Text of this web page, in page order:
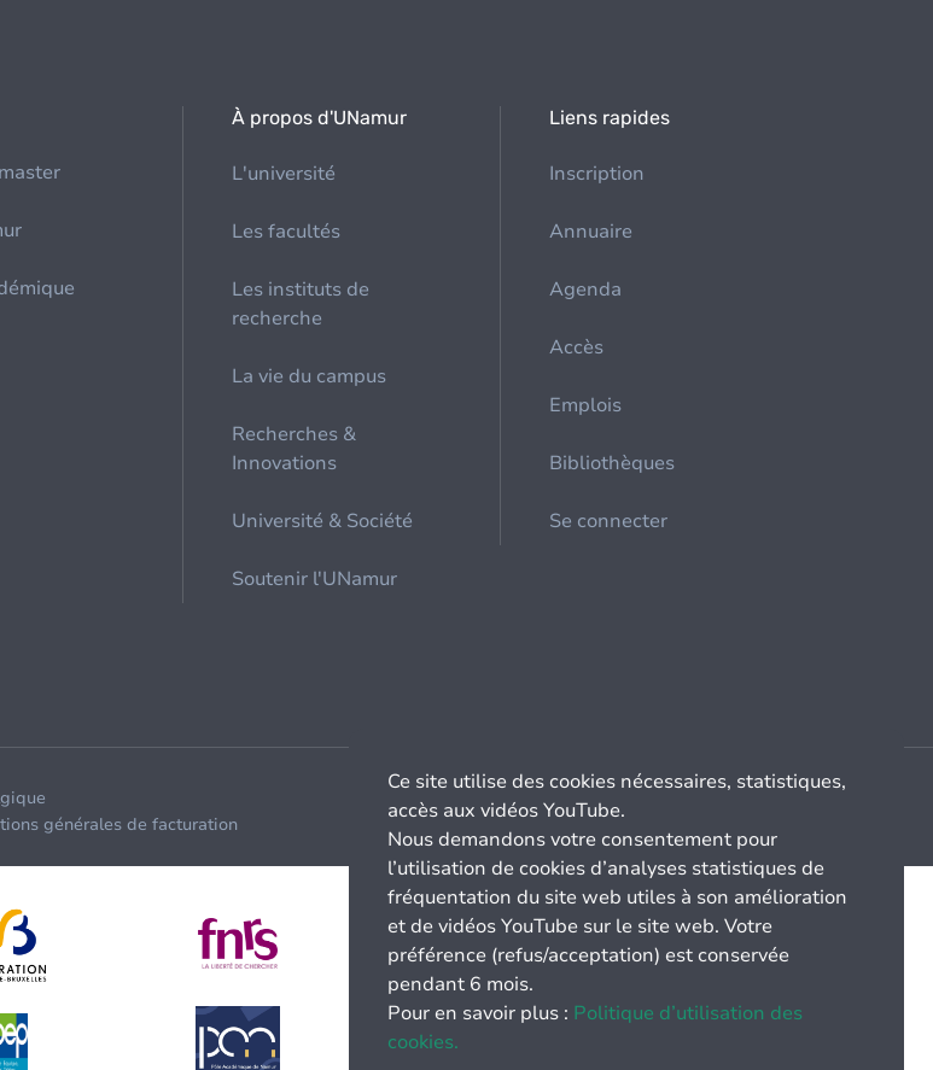
À propos d'UNamur
L'université
Les facultés
Les instituts de
recherche
La vie du campus
Recherches &
Innovations
Université & Société
Soutenir l'UNamur
Liens rapides
Inscription
Annuaire
Agenda
Accès
Emplois
Bibliothèques
Se connecter
générales de facturation
Ce site utilise des cookies nécessaires, statistiques,
accès aux vidéos YouTube.
Nous demandons votre consentement pour
l’utilisation de cookies d’analyses statistiques de
fréquentation du site web utiles à son amélioration
et de vidéos YouTube sur le site web. Votre
préférence (refus/acceptation) est conservée
pendant 6 mois.
Pour en savoir plus : Politique d’utilisation des
cookies.